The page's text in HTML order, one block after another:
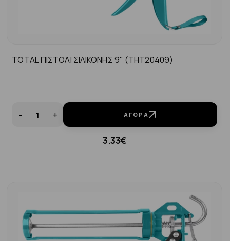
TOTAL ΠΙΣΤΟΛΙ ΣΙΛΙΚΟΝΗΣ 9" (THT20409)
- + ΑΓΟΡΆ
3.33€